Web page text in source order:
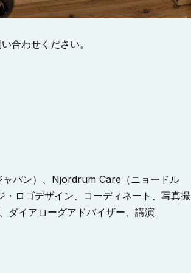
合わせください。
パン）、Njordrum Care（ニョードル
ロゴデザイン、コーディネート、写真撮
ダイアローグアドバイザー、講演